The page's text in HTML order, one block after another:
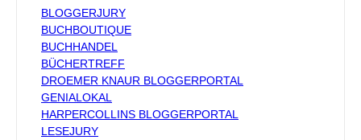
BLOGGERJURY
BUCHBOUTIQUE
BUCHHANDEL
BÜCHERTREFF
DROEMER KNAUR BLOGGERPORTAL
GENIALOKAL
HARPERCOLLINS BLOGGERPORTAL
LESEJURY